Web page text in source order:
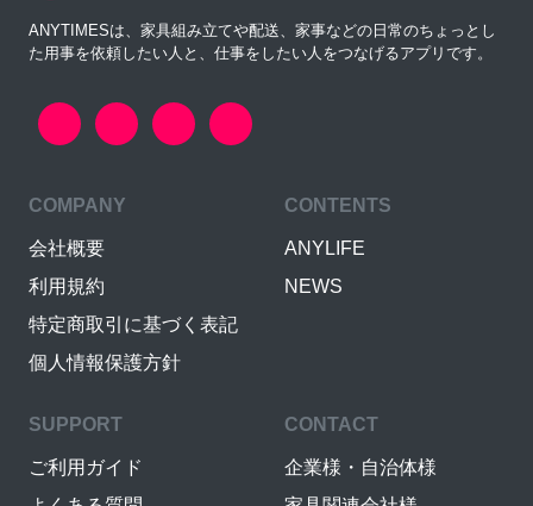
ANYTIMESは、家具組み立てや配送、家事などの日常のちょっとし
た用事を依頼したい人と、仕事をしたい人をつなげるアプリです。
COMPANY
会社概要
利用規約
特定商取引に基づく表記
個人情報保護方針
CONTENTS
ANYLIFE
NEWS
SUPPORT
ご利用ガイド
CONTACT
企業様・自治体様